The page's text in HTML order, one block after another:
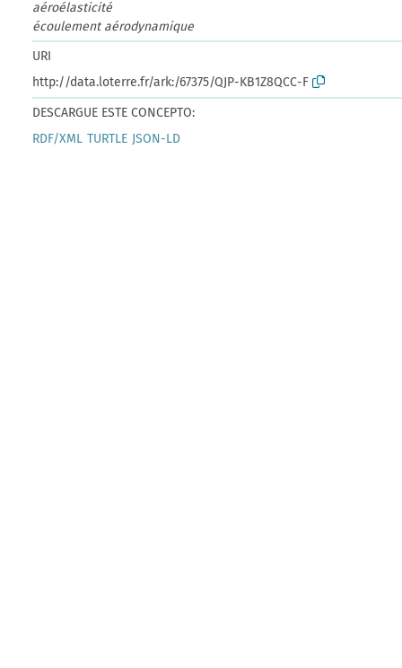
aéroélasticité
écoulement aérodynamique
URI
http://data.loterre.fr/ark:/67375/QJP-KB1Z8QCC-F
DESCARGUE ESTE CONCEPTO:
RDF/XML TURTLE JSON-LD